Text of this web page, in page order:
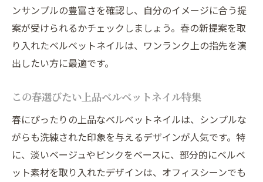
ンサンプルの豊富さを確認し、自分のイメージに合う提
案が受けられるかチェックしましょう。春の新提案を取
り入れたベルベットネイルは、ワンランク上の指先を演
出したい方に最適です。
この春選びたい上品ベルベットネイル特集
春にぴったりの上品なベルベットネイルは、シンプルな
がらも洗練された印象を与えるデザインが人気です。特
に、淡いベージュやピンクをベースに、部分的にベルベ
ット素材を取り入れたデザインは、オフィスシーンでも